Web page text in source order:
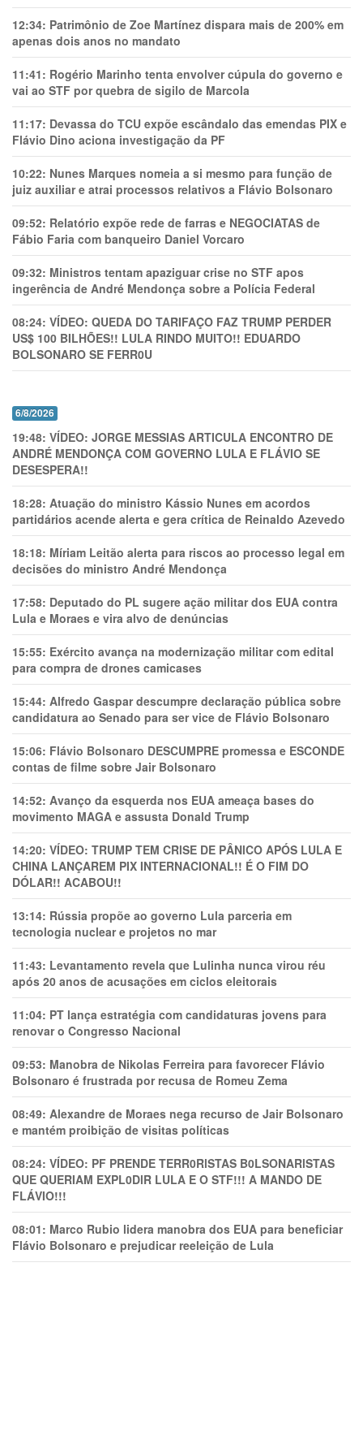
12:34: Patrimônio de Zoe Martínez dispara mais de 200% em
apenas dois anos no mandato
11:41: Rogério Marinho tenta envolver cúpula do governo e
vai ao STF por quebra de sigilo de Marcola
11:17: Devassa do TCU expõe escândalo das emendas PIX e
Flávio Dino aciona investigação da PF
10:22: Nunes Marques nomeia a si mesmo para função de
juiz auxiliar e atrai processos relativos a Flávio Bolsonaro
09:52: Relatório expõe rede de farras e NEGOCIATAS de
Fábio Faria com banqueiro Daniel Vorcaro
09:32: Ministros tentam apaziguar crise no STF apos
ingerência de André Mendonça sobre a Polícia Federal
08:24: VÍDEO: QUEDA DO TARIFAÇO FAZ TRUMP PERDER
US$ 100 BILHÕES!! LULA RINDO MUITO!! EDUARDO
BOLSONARO SE FERR0U
6/8/2026
19:48: VÍDEO: JORGE MESSIAS ARTICULA ENCONTRO DE
ANDRÉ MENDONÇA COM GOVERNO LULA E FLÁVIO SE
DESESPERA!!
18:28: Atuação do ministro Kássio Nunes em acordos
partidários acende alerta e gera crítica de Reinaldo Azevedo
18:18: Míriam Leitão alerta para riscos ao processo legal em
decisões do ministro André Mendonça
17:58: Deputado do PL sugere ação militar dos EUA contra
Lula e Moraes e vira alvo de denúncias
15:55: Exército avança na modernização militar com edital
para compra de drones camicases
15:44: Alfredo Gaspar descumpre declaração pública sobre
candidatura ao Senado para ser vice de Flávio Bolsonaro
15:06: Flávio Bolsonaro DESCUMPRE promessa e ESCONDE
contas de filme sobre Jair Bolsonaro
14:52: Avanço da esquerda nos EUA ameaça bases do
movimento MAGA e assusta Donald Trump
14:20: VÍDEO: TRUMP TEM CRlSE DE PÂNlCO APÓS LULA E
CHINA LANÇAREM PIX INTERNACIONAL!! É O FIM DO
DÓLAR!! ACABOU!!
13:14: Rússia propõe ao governo Lula parceria em
tecnologia nuclear e projetos no mar
11:43: Levantamento revela que Lulinha nunca virou réu
após 20 anos de acusações em ciclos eleitorais
11:04: PT lança estratégia com candidaturas jovens para
renovar o Congresso Nacional
09:53: Manobra de Nikolas Ferreira para favorecer Flávio
Bolsonaro é frustrada por recusa de Romeu Zema
08:49: Alexandre de Moraes nega recurso de Jair Bolsonaro
e mantém proibição de visitas políticas
08:24: VÍDEO: PF PRENDE TERR0RlSTAS B0LSONARlSTAS
QUE QUERIAM EXPL0DlR LULA E O STF!!! A MANDO DE
FLÁVIO!!!
08:01: Marco Rubio lidera manobra dos EUA para beneficiar
Flávio Bolsonaro e prejudicar reeleição de Lula